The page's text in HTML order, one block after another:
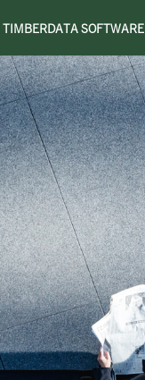
TIMBERDATA SOFTWARE